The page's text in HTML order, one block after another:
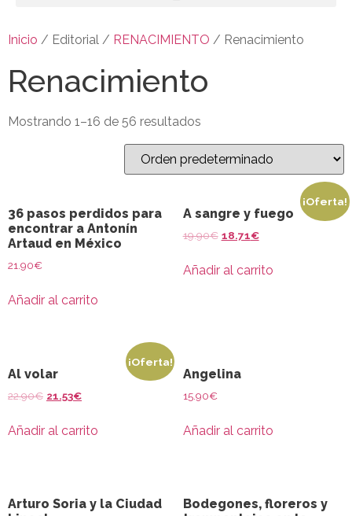
Inicio / Editorial / RENACIMIENTO / Renacimiento
Renacimiento
Mostrando 1–16 de 56 resultados
36 pasos perdidos para
encontrar a Antonín
Artaud en México
21.90€
Añadir al carrito
¡Oferta!
A sangre y fuego
19.90€ 18.71€
Añadir al carrito
¡Oferta!
Al volar
22.90€ 21.53€
Añadir al carrito
Angelina
15.90€
Añadir al carrito
Arturo Soria y la Ciudad
Bodegones, floreros y